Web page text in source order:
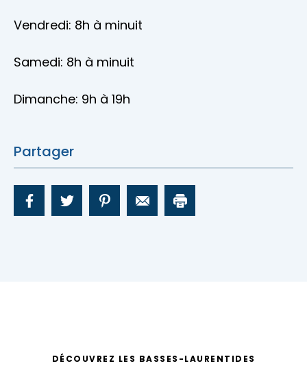
Vendredi: 8h à minuit
Samedi: 8h à minuit
Dimanche: 9h à 19h
Partager
DÉCOUVREZ LES BASSES-LAURENTIDES